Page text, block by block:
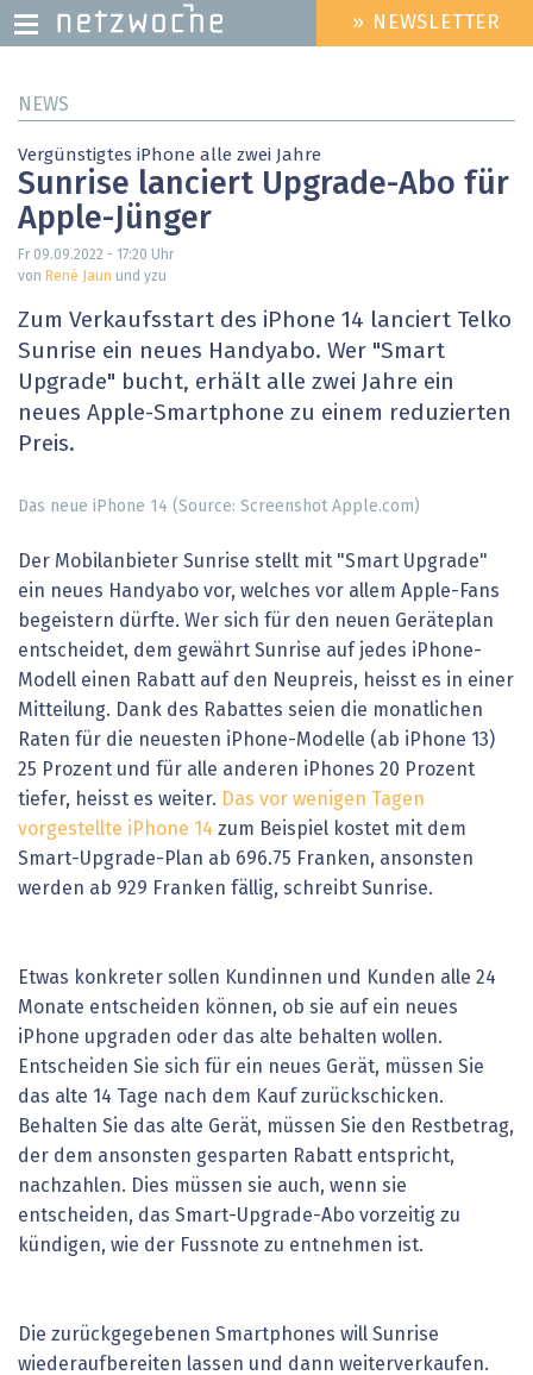
zum
HEADER
MENU
» NEWSLETTER
NEWS
Vergünstigtes iPhone alle zwei Jahre
Sunrise lanciert Upgrade-Abo für
Apple-Jünger
Fr 09.09.2022 - 17:20 Uhr
von René Jaun und yzu
Zum Verkaufsstart des iPhone 14 lanciert Telko
Sunrise ein neues Handyabo. Wer "Smart
Upgrade" bucht, erhält alle zwei Jahre ein
neues Apple-Smartphone zu einem reduzierten
Preis.
Das neue iPhone 14 (Source: Screenshot Apple.com)
Der Mobilanbieter Sunrise stellt mit "Smart Upgrade"
ein neues Handyabo vor, welches vor allem Apple-Fans
begeistern dürfte. Wer sich für den neuen Geräteplan
entscheidet, dem gewährt Sunrise auf jedes iPhone-
Modell einen Rabatt auf den Neupreis, heisst es in einer
Mitteilung. Dank des Rabattes seien die monatlichen
Raten für die neuesten iPhone-Modelle (ab iPhone 13)
25 Prozent und für alle anderen iPhones 20 Prozent
tiefer, heisst es weiter. Das vor wenigen Tagen
vorgestellte iPhone 14 zum Beispiel kostet mit dem
Smart-Upgrade-Plan ab 696.75 Franken, ansonsten
werden ab 929 Franken fällig, schreibt Sunrise.
Etwas konkreter sollen Kundinnen und Kunden alle 24
Monate entscheiden können, ob sie auf ein neues
iPhone upgraden oder das alte behalten wollen.
Entscheiden Sie sich für ein neues Gerät, müssen Sie
das alte 14 Tage nach dem Kauf zurückschicken.
Behalten Sie das alte Gerät, müssen Sie den Restbetrag,
der dem ansonsten gesparten Rabatt entspricht,
nachzahlen. Dies müssen sie auch, wenn sie
entscheiden, das Smart-Upgrade-Abo vorzeitig zu
kündigen, wie der Fussnote zu entnehmen ist.
Die zurückgegebenen Smartphones will Sunrise
wiederaufbereiten lassen und dann weiterverkaufen.